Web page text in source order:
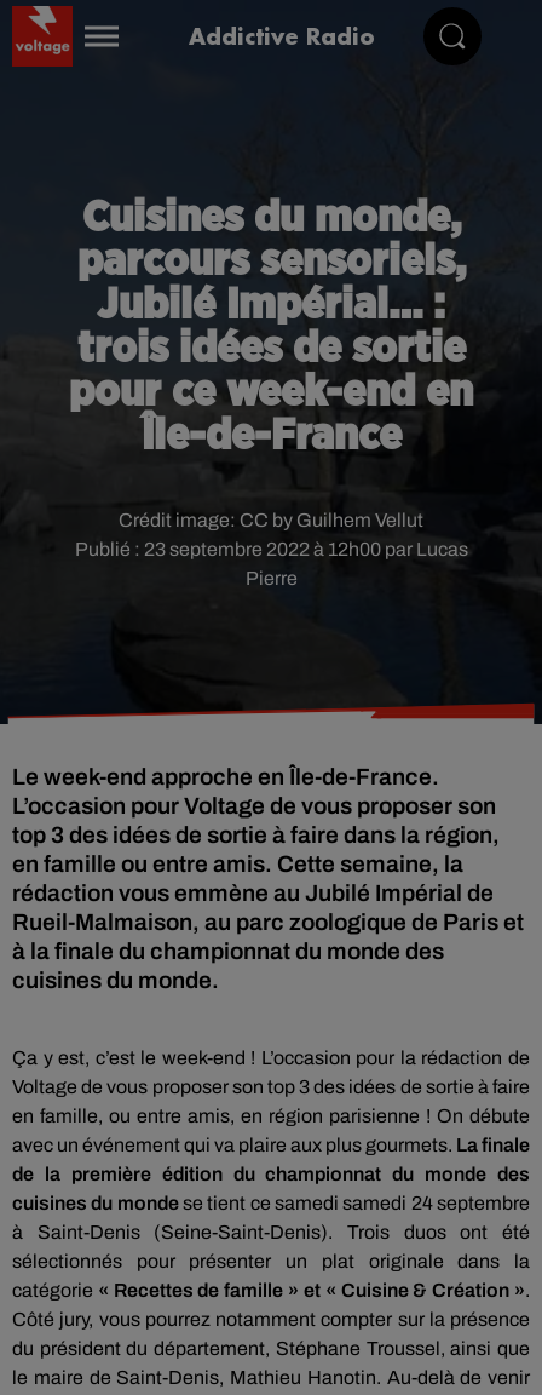
Addictive Radio
Cuisines du monde,
parcours sensoriels,
Jubilé Impérial… :
trois idées de sortie
pour ce week-end en
Île-de-France
Publié : 23 septembre 2022 à 12h00 par Lucas
Pierre
Crédit image: CC by Guilhem Vellut
Le week-end approche en Île-de-France.
L’occasion pour Voltage de vous proposer son
top 3 des idées de sortie à faire dans la région,
en famille ou entre amis. Cette semaine, la
rédaction vous emmène au Jubilé Impérial de
Rueil-Malmaison, au parc zoologique de Paris et
à la finale du championnat du monde des
cuisines du monde.
Ça y est, c’est le week-end ! L’occasion pour la rédaction de
Voltage de vous proposer son top 3 des idées de sortie à faire
en famille, ou entre amis, en région parisienne ! On débute
avec un événement qui va plaire aux plus gourmets. La finale
de la première édition du championnat du monde des
cuisines du mondese tient ce samedi samedi 24 septembre
à Saint-Denis (Seine-Saint-Denis). Trois duos ont été
sélectionnés pour présenter un plat originale dans la
catégorie « Recettes de famille » et « Cuisine & Création ».
Côté jury, vous pourrez notamment compter sur la présence
du président du département, Stéphane Troussel, ainsi que
le maire de Saint-Denis, Mathieu Hanotin. Au-delà de venir